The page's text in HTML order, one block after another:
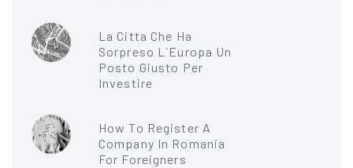
La Citta Che Ha
Sorpreso L`Europa Un
Posto Giusto Per
Investire
How To Register A
Company In Romania
For Foreigners